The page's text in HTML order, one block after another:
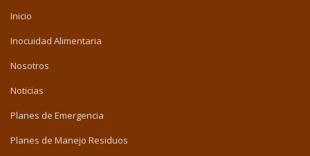
Inicio
Inocuidad Alimentaria
Nosotros
Noticias
Planes de Emergencia
Planes de Manejo Residuos